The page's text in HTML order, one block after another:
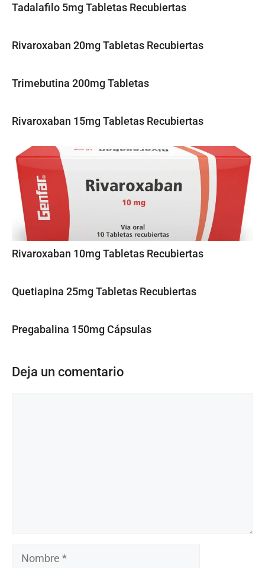
Tadalafilo 5mg Tabletas Recubiertas
Rivaroxaban 20mg Tabletas Recubiertas
Trimebutina 200mg Tabletas
Rivaroxaban 15mg Tabletas Recubiertas
Rivaroxaban 10mg Tabletas Recubiertas
Quetiapina 25mg Tabletas Recubiertas
Pregabalina 150mg Cápsulas
Deja un comentario
Nombre